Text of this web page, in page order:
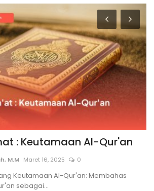
: Keutamaan Al-Qur'an
M.M Maret 16, 2025 0
Keutamaan Al-Qur'an: Membahas
sebagai...